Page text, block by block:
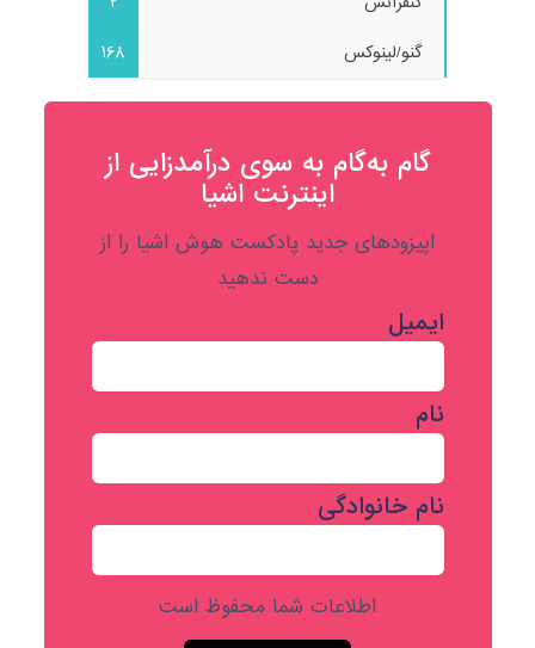
گنو/لینوکس
168
گام به‌گام به‌ سوی درآمدزایی از
اینترنت اشیا
اپیزودهای جدید پادکست هوش اشیا را از
دست ندهید
ایمیل
نام
نام خانوادگی
اطلاعات شما محفوظ است